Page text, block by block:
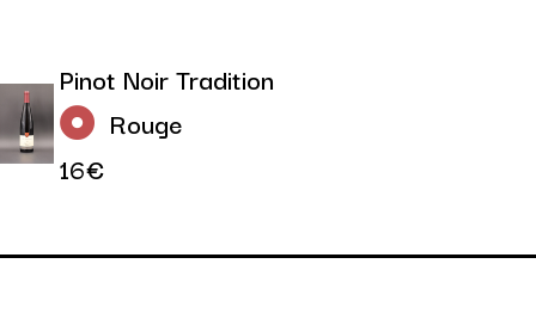
Pinot Noir Tradition
Rouge
16€